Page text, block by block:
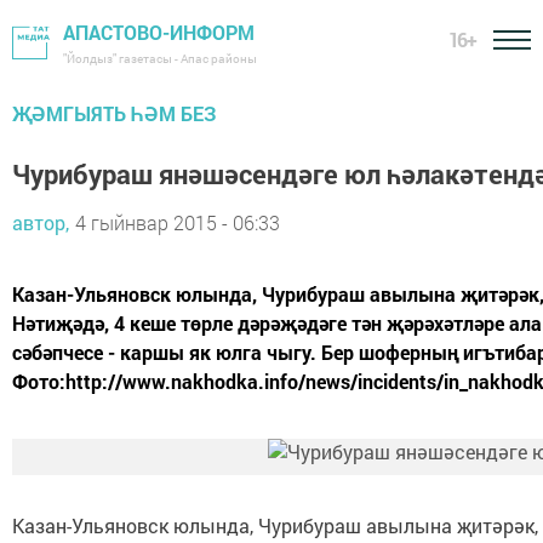
АПАСТОВО-ИНФОРМ
"Йолдыз" газетасы - Апас районы
16+
ҖӘМГЫЯТЬ ҺӘМ БЕЗ
Чурибураш янәшәсендәге юл
автор, 4 гыйнвар 2015 - 06:33
Казан-Ульяновск юлында, Чурибураш авылына
Нәтиҗәдә, 4 кеше төрле дәрәҗәдәге тән җәрәхәтләре
сәбәпчесе - каршы як юлга чыгу. Бер шоферның
Фото:http://www.nakhodka.info/news/incidents/
Казан-Ульяновск юлында, Чурибураш авылына